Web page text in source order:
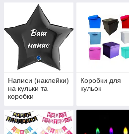
Написи (наклейки)
на кульки та
коробки
Коробки для
кульок